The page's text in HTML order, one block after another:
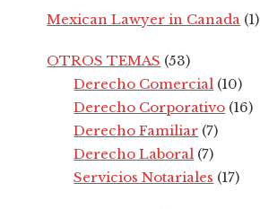
Mexican Lawyer in Canada (1)
OTROS TEMAS (53)
Derecho Comercial (10)
Derecho Corporativo (16)
Derecho Familiar (7)
Derecho Laboral (7)
Servicios Notariales (17)